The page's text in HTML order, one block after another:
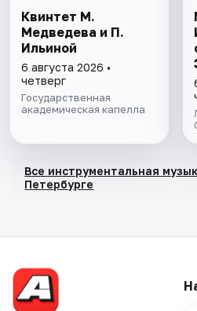
Квинтет М.
Медведева и П.
Ильиной
6 августа 2026 •
четверг
Государственная
академическая капелла
Все инструментальная
Петербурге